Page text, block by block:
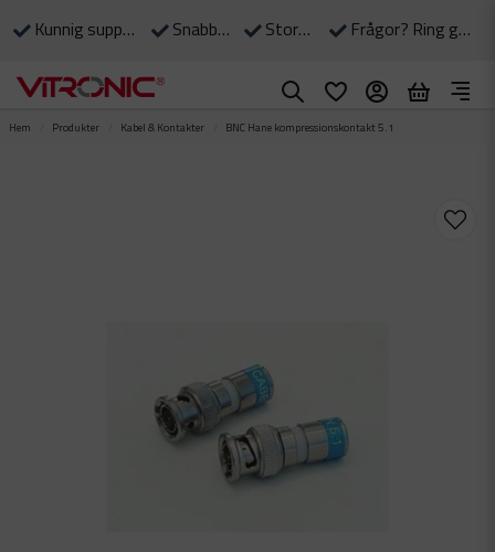
Kunnig support till våra kunder Snabba leveranser Stort eget lager Frågor? Ring gärna: 0490-375 90
Hem Produkter Kabel & Kontakter BNC Hane kompressionskontakt 5.1